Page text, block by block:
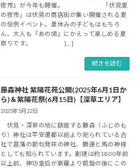
夜市』が今年も開催。 「伏見夏
の夜市」は伏見の商店街が集い開催される夏
の恒例イベント。夏休みの子どもはもちろ
ん、大人も『あの頃』にかえって楽しめる夏
祭りです。 […]
続きを読む
藤森神社 紫陽花苑公開(2025年6月1日か
ら)＆紫陽花祭(6月15日)【深草エリア】
2025年5月22日
伏見・深草の地に鎮座する藤森（ふじのも
り）神社は平安遷都以前より祀られている古
社で菖蒲の節句発祥の神社、勝運と馬の神様
としても知られています。創建は約1800年前
以上前、神功皇后が新羅より凱旋の後にこの